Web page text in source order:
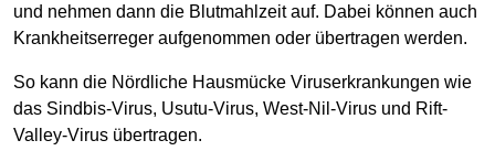
und nehmen dann die Blutmahlzeit auf. Dabei können auch
Krankheitserreger aufgenommen oder übertragen werden.
So kann die Nördliche Hausmücke Viruserkrankungen wie
das Sindbis-Virus, Usutu-Virus, West-Nil-Virus und Rift-
Valley-Virus übertragen.